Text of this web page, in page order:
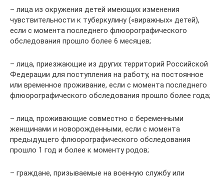
– лица из окружения детей имеющих изменения
чувствительности к туберкулину («виражных» детей),
если с момента последнего флюорографического
обследования прошло более 6 месяцев;
– лица, приезжающие из других территорий Российской
Федерации для поступления на работу, на постоянное
или временное проживание, если с момента последнего
флюорографического обследования прошло более года;
– лица, проживающие совместно с беременными
женщинами и новорожденными, если с момента
предыдущего флюорографического обследования
прошло 1 год и более к моменту родов;
– граждане, призываемые на военную службу или